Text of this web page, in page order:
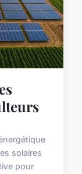
solaires
pour